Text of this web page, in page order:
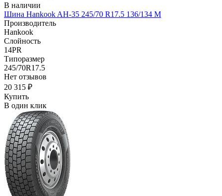
В наличии
Шина Hankook AH-35 245/70 R17.5 136/134 M
Производитель
Hankook
Слойность
14PR
Типоразмер
245/70R17.5
Нет отзывов
20 315 ₽
Купить
В один клик